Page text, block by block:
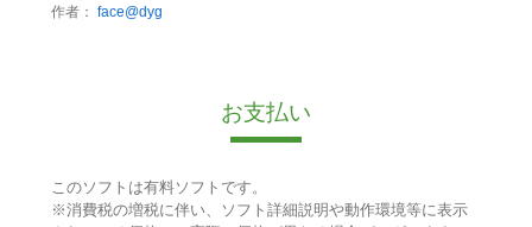
作者： face@dyg
お支払い
このソフトは有料ソフトです。
※消費税の増税に伴い、ソフト詳細説明や動作環境等に表示